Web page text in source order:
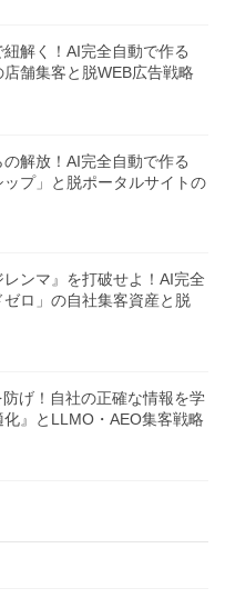
紐解く！AI完全自動で作る
店舗集客と脱WEB広告戦略
の解放！AI完全自動で作る
ップ」と脱ポータルサイトの
レンマ』を打破せよ！AI完全
ロ」の自社集客資産と脱
げ！自社の正確な情報を学
』とLLMO・AEO集客戦略